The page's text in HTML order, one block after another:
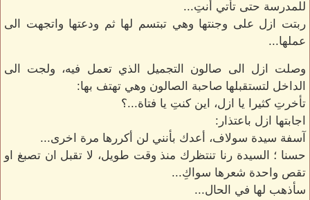
للمدرسة حتى تأتي أنتِ...
ربتت ازل على وجنتها وهي تبتسم لها ثم ودعتها واتجهت الى
عملها...
وصلت ازل الى صالون التجميل الذي تعمل فيه، ولجت الى
الداخل لتستقبلها صاحبة الصالون وهي تهتف بها:
تأخرتِ كثيرا يا ازل، اين كنتِ يا فتاة...؟
اجابتها ازل باعتذار:
آسفة سيدة سولاف، أعدك بأنني لن أكررها مرة اخرى...
حسنا ؛ السيدة رنا تنتظرك منذ وقت طويل، لا تقبل ان تصبغ او
تقص واحدة شعرها سواكِ...
سأذهب لها في الحال...